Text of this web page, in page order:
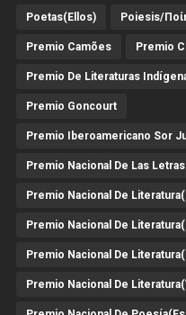
Poetas(Ellos) Poiesis/
Premio Camões Premio
Premio De Literaturas
Premio Goncourt
Premio Iberoamericano Sor
Premio Nacional De Las
Premio Nacional De
Premio Nacional De
Premio Nacional De
Premio Nacional De